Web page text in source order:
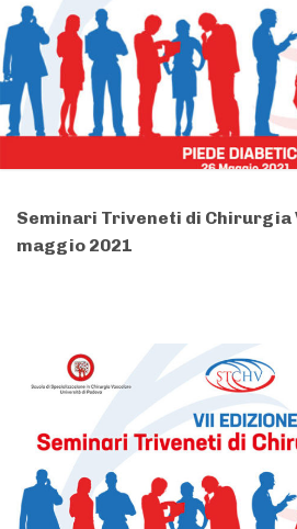
Seminari Triveneti di Chirurgia
maggio 2021